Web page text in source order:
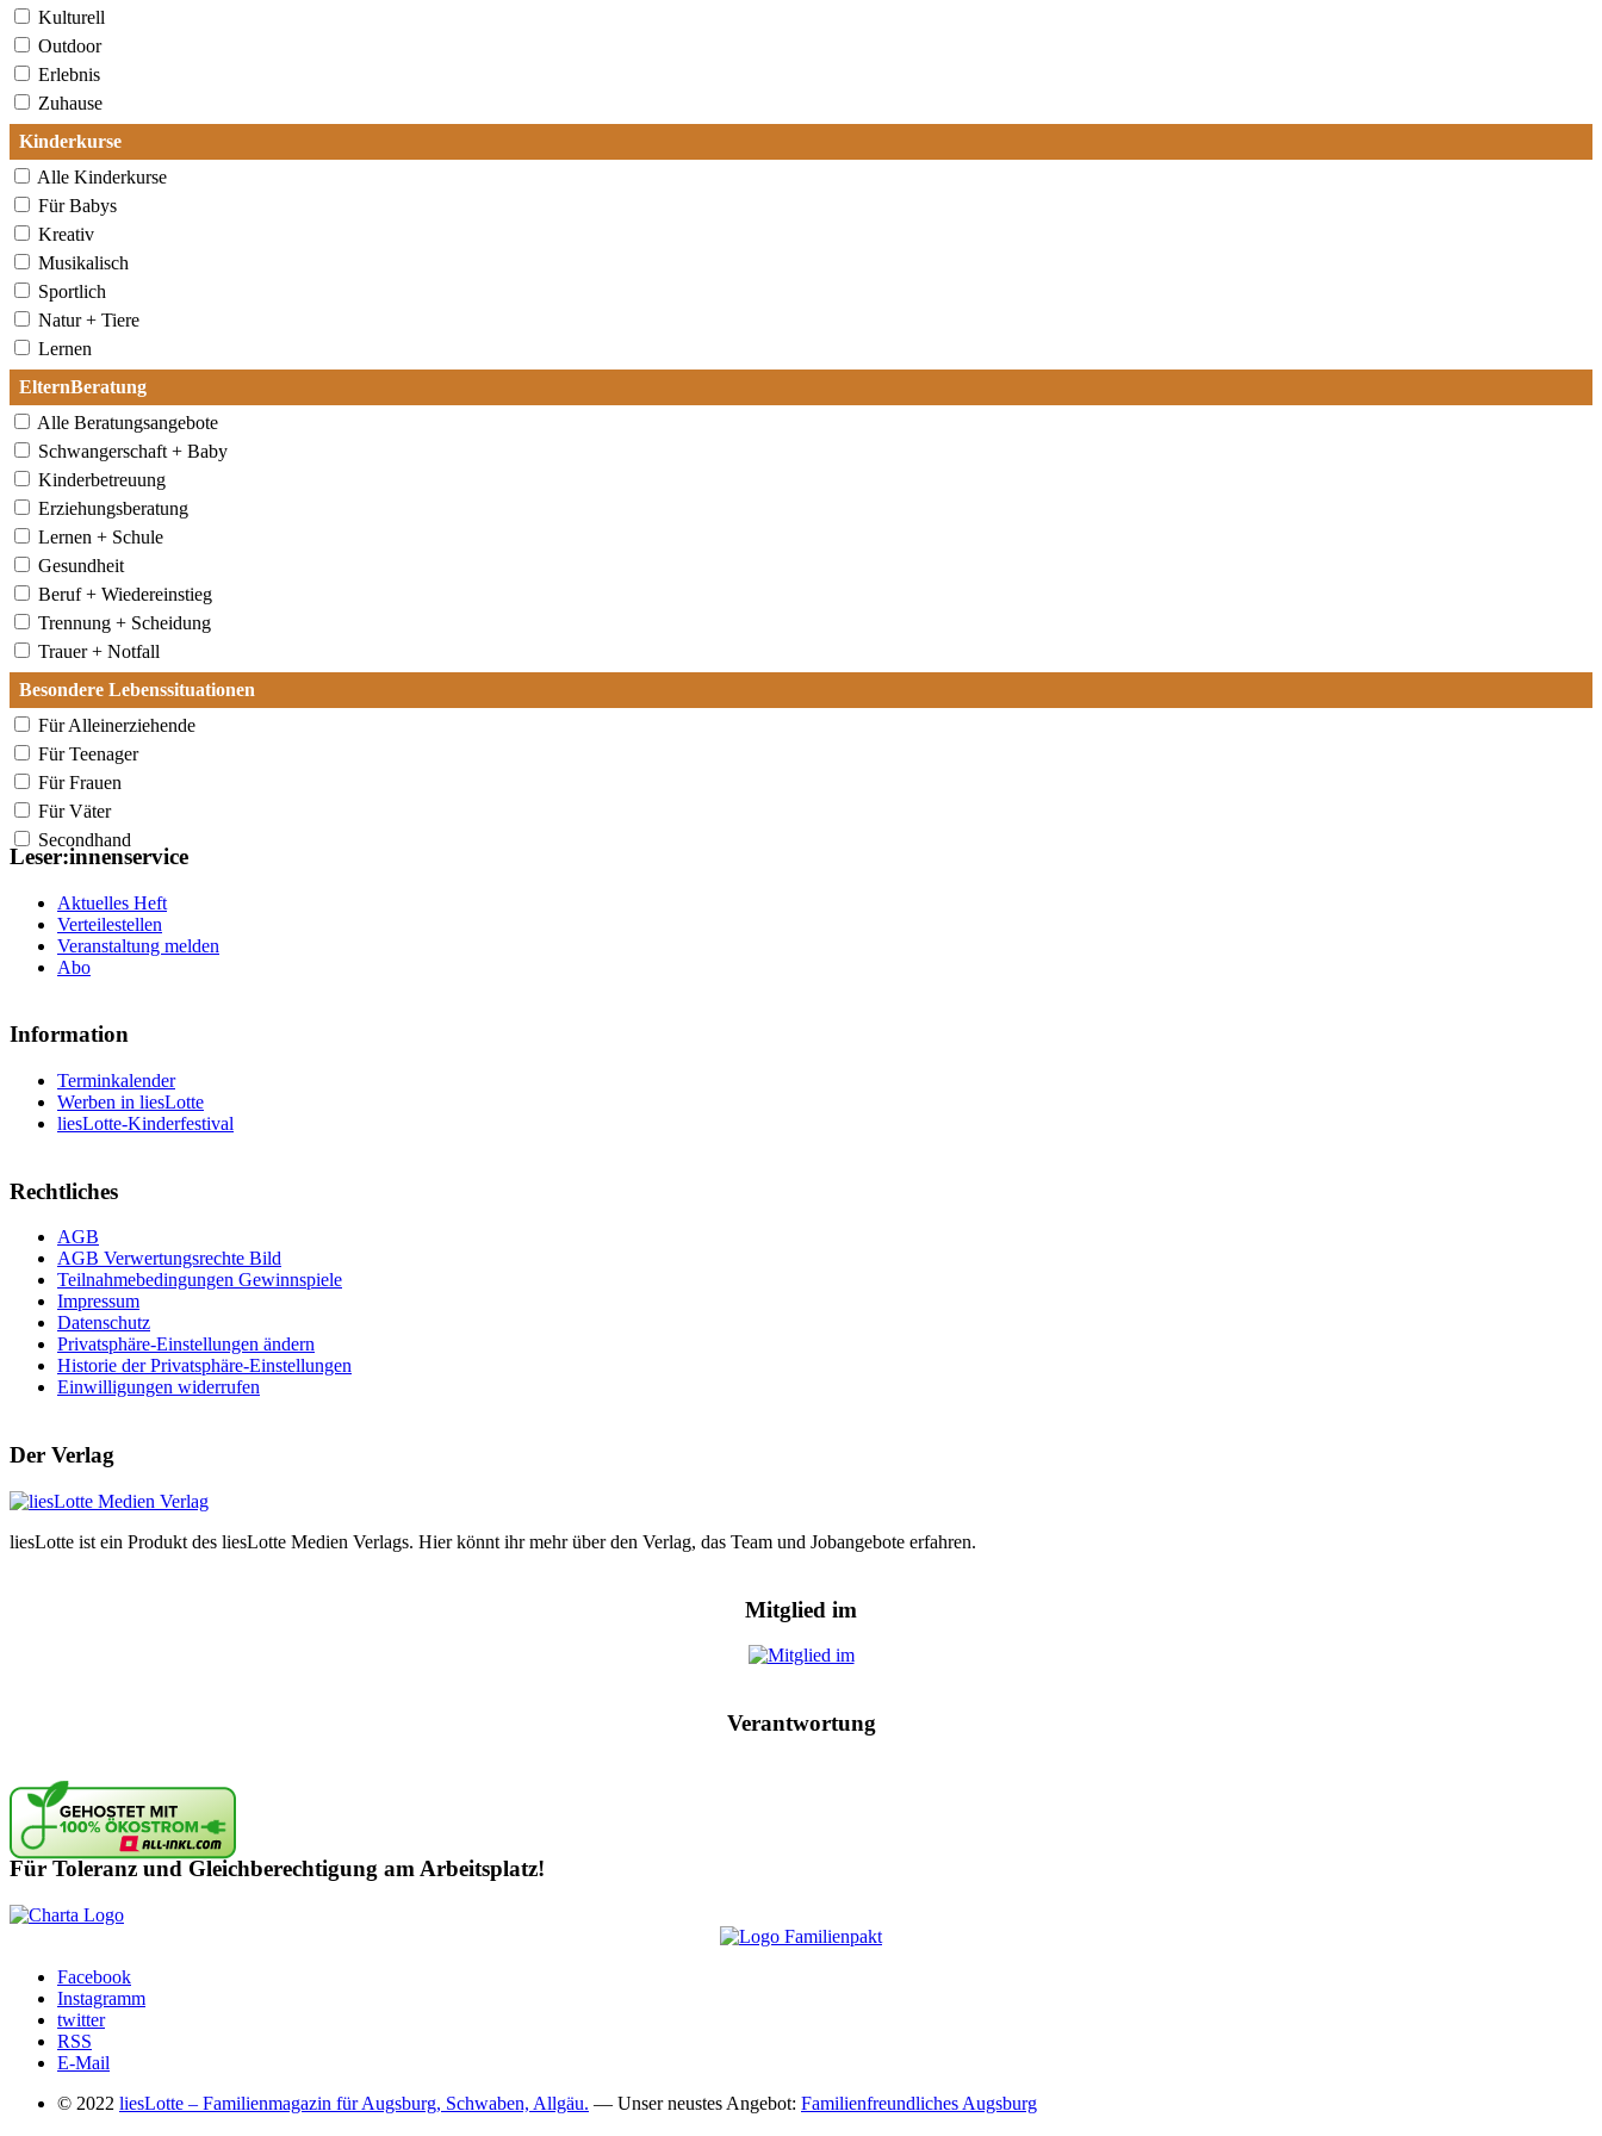
Kulturell
Outdoor
Erlebnis
Zuhause
Kinderkurse
Alle Kinderkurse
Für Babys
Kreativ
Musikalisch
Sportlich
Natur + Tiere
Lernen
ElternBeratung
Alle Beratungsangebote
Schwangerschaft + Baby
Kinderbetreuung
Erziehungsberatung
Lernen + Schule
Gesundheit
Beruf + Wiedereinstieg
Trennung + Scheidung
Trauer + Notfall
Besondere Lebenssituationen
Für Alleinerziehende
Für Teenager
Für Frauen
Für Väter
Secondhand
Leser:innenservice
Aktuelles Heft
Verteilestellen
Veranstaltung melden
Abo
Information
Terminkalender
Werben in liesLotte
liesLotte-Kinderfestival
Rechtliches
AGB
AGB Verwertungsrechte Bild
Teilnahmebedingungen Gewinnspiele
Impressum
Datenschutz
Privatsphäre-Einstellungen ändern
Historie der Privatsphäre-Einstellungen
Einwilligungen widerrufen
Der Verlag
liesLotte ist ein Produkt des liesLotte Medien Verlags. Hier könnt ihr mehr über den Verlag, das Team und Jobangebote erfahren.
Mitglied im
Verantwortung
Für Toleranz und Gleichberechtigung am Arbeitsplatz!
Facebook
Instagramm
twitter
RSS
E-Mail
© 2022 liesLotte – Familienmagazin für Augsburg, Schwaben, Allgäu. — Unser neustes Angebot: Familienfreundliches Augsburg